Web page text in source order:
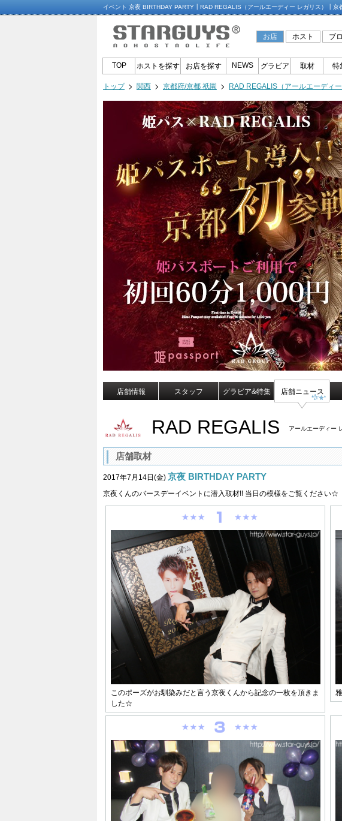
イベント 京夜 BIRTHDAY PARTY┃RAD REGALIS（アールエーディー レガリス）┃京
お店 ホスト ブ
TOP ホストを探す お店を探す NEWS グラビア 取材 特
トップ 関西 京都府/京都 祇園 RAD REGALIS（アールエーディー
店舗情報 スタッフ グラビア&特集 店舗ニュース
RAD REGALIS アールエーディー
店舗取材
2017年7月14日(金) 京夜 BIRTHDAY PARTY
京夜くんのバースデーイベントに潜入取材!! 当日の模様をご覧ください☆
このポーズがお馴染みだと言う京夜くんから記念の一枚を頂きま
した☆